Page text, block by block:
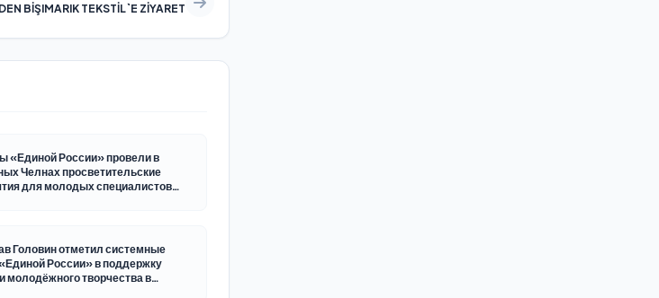
BİŞIMARIK TEKSTİL`E ZİYARET
«Единой России» провели в
Челнах просветительские
для молодых специалистов
Головин отметил системные
России» в поддержку
молодёжного творчества в